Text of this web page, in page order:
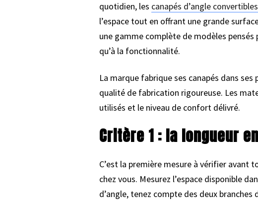
quotidien, les canapés d’angle
l’espace tout en offrant une grande
une gamme complète de modèles
qu’à la fonctionnalité.
La marque fabrique ses canapés dans
qualité de fabrication rigoureuse. Les
utilisés et le niveau de confort délivré.
Critère 1 : la longueur
C’est la première mesure à vérifier avant
chez vous. Mesurez l’espace disponible
d’angle, tenez compte des deux